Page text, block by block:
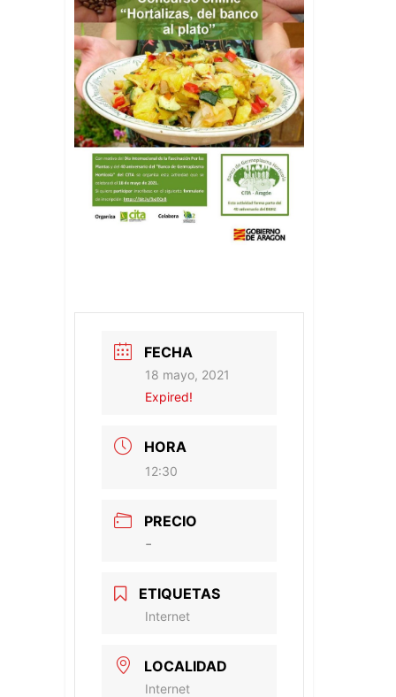
FECHA
18 mayo, 2021
Expired!
HORA
12:30
PRECIO
-
ETIQUETAS
Internet
LOCALIDAD
Internet